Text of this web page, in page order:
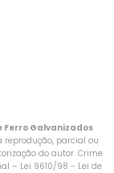
Galvanizados
reprodução, parcial ou
do autor. Crime
– Lei 9610/98 - Lei de